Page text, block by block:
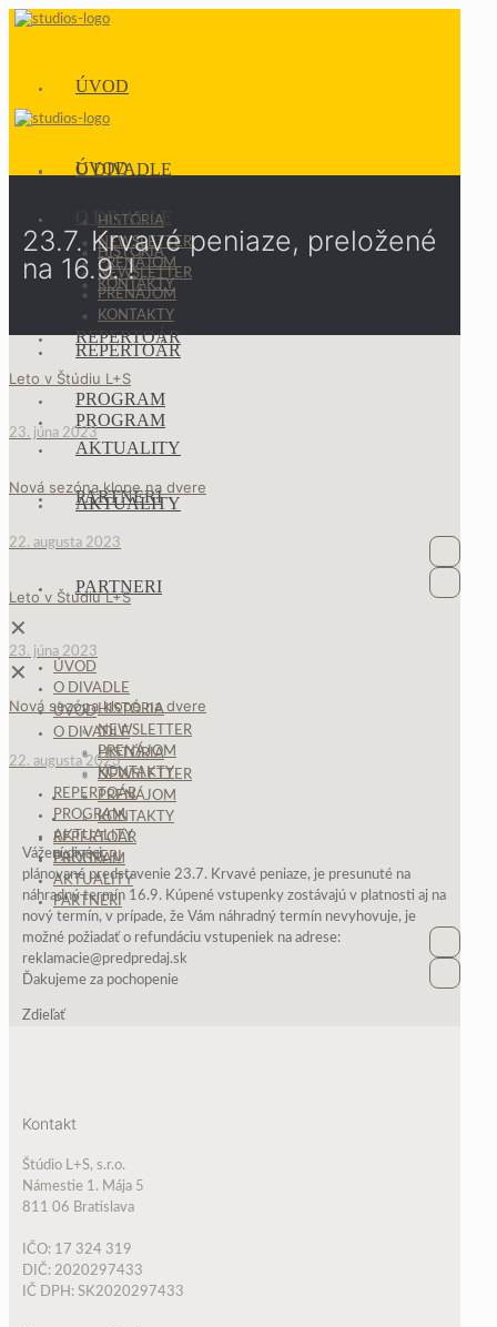
ÚVOD
O DIVADLE
HISTÓRIA
NEWSLETTER
PRENÁJOM
KONTAKTY
REPERTOÁR
PROGRAM
AKTUALITY
PARTNERI
✕
ÚVOD
O DIVADLE
HISTÓRIA
NEWSLETTER
PRENÁJOM
KONTAKTY
REPERTOÁR
PROGRAM
AKTUALITY
PARTNERI
ÚVOD
O DIVADLE
HISTÓRIA
NEWSLETTER
PRENÁJOM
KONTAKTY
REPERTOÁR
PROGRAM
AKTUALITY
PARTNERI
✕
ÚVOD
O DIVADLE
HISTÓRIA
NEWSLETTER
PRENÁJOM
KONTAKTY
REPERTOÁR
PROGRAM
AKTUALITY
PARTNERI
23.7. Krvavé peniaze, preložené
na 16.9. !
Leto v Štúdiu L+S
23. júna 2023
Nová sezóna klope na dvere
22. augusta 2023
Leto v Štúdiu L+S
23. júna 2023
Nová sezóna klope na dvere
22. augusta 2023
Vážení diváci,
plánované predstavenie 23.7. Krvavé peniaze, je presunuté na
náhradný termín 16.9. Kúpené vstupenky zostávajú v platnosti aj na
nový termín, v prípade, že Vám náhradný termín nevyhovuje, je
možné požiadať o refundáciu vstupeniek na adrese:
reklamacie@predpredaj.sk
Ďakujeme za pochopenie
Zdieľať
Kontakt
Štúdio L+S, s.r.o.
Námestie 1. Mája 5
811 06 Bratislava
IČO: 17 324 319
DIČ: 2020297433
IČ DPH: SK2020297433